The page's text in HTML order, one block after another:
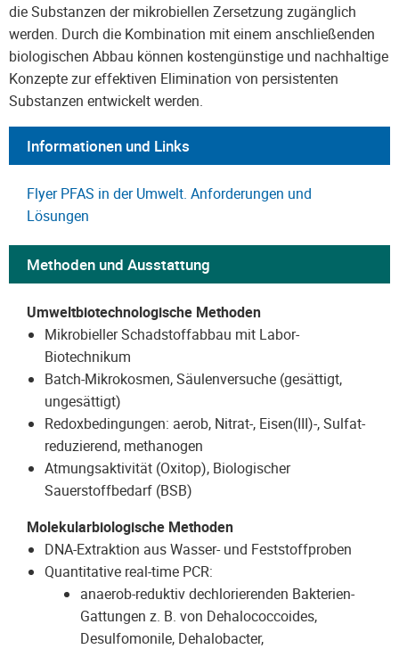
die Substanzen der mikrobiellen Zersetzung zugänglich
werden. Durch die Kombination mit einem anschließenden
biologischen Abbau können kostengünstige und nachhaltige
Konzepte zur effektiven Elimination von persistenten
Substanzen entwickelt werden.
Informationen und Links
Flyer PFAS in der Umwelt. Anforderungen und
Lösungen
Methoden und Ausstattung
Umweltbiotechnologische Methoden
Mikrobieller Schadstoffabbau mit Labor-
Biotechnikum
Batch-Mikrokosmen, Säulenversuche (gesättigt,
ungesättigt)
Redoxbedingungen: aerob, Nitrat-, Eisen(III)-, Sulfat-
reduzierend, methanogen
Atmungsaktivität (Oxitop), Biologischer
Sauerstoffbedarf (BSB)
Molekularbiologische Methoden
DNA-Extraktion aus Wasser- und Feststoffproben
Quantitative real-time PCR:
anaerob-reduktiv dechlorierenden Bakterien-
Gattungen z. B. von Dehalococcoides,
Desulfomonile, Dehalobacter,